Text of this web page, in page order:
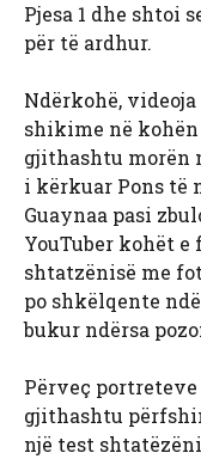
Pjesa 1 dhe shtoi
për të ardhur.
Ndërkohë,
shikime në
gjithashtu morën
i kërkuar Pons të
Guaynaa pasi
YouTuber kohët
shtatzënisë me
po shkëlqente
bukur ndërsa
Përveç
gjithashtu
një test